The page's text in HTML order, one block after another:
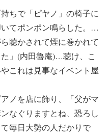
ちで「ピヤノ」の椅子に
てポンポン鳴らした。…
聴かされて煙に巻かれて
」(内田魯庵)…聴け、こ
これは見事なイベント屋
ノを店に飾り、「父がマ
なぐりますとね、恐ろし
毎日大勢の人だかりで